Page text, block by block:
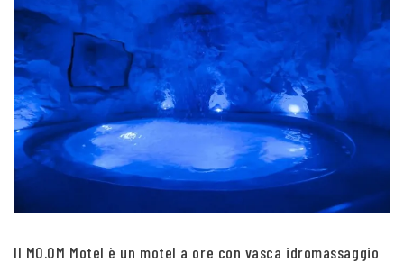
Il MO.OM Motel è un motel a ore con vasca idromassaggio